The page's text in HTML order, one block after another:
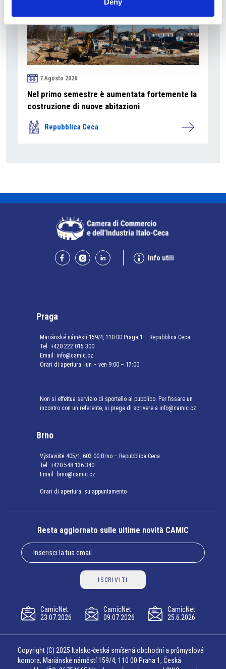
7 Agosto 2026
Nel primo semestre è aumentata fortemente la
costruzione di nuove abitazioni
Repubblica Ceca
Info utili
Praga
Mariánské náměstí 159/4, 110 00 Praga 1 – Repubblica Ceca
Tel: +420 222 015 300
Email: info@camic.cz
Orari di apertura: lun – ven 9:00 – 17:00
Non si effettua servizio di sportello al pubblico. Per fissare un
incontro con un referente, si prega di scrivere a info@camic.cz
Brno
Výstaviště 405/1, 603 00 Brno – Repubblica Ceca
Tel: +420 548 136 340
Email: brno@camic.cz
Orari di apertura: su appuntamento
Resta aggiornato sulle ultime novità CAMIC
ISCRIVITI
CamicNet
23.07.2026
CamicNet
09.07.2026
CamicNet
25.6.2026
Copyright (C) 2025 Italsko-česká smíšená obchodní a průmyslová
komora, Mariánské náměstí 159/4, 110 00 Praha 1, Česká